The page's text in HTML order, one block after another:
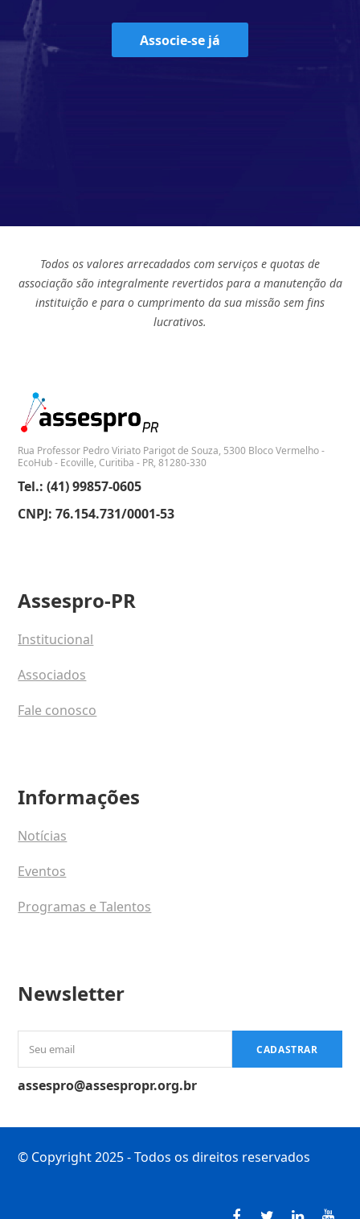
Associe-se já
Todos os valores arrecadados com serviços e quotas de
associação são integralmente revertidos para a manutenção da
instituição e para o cumprimento da sua missão sem fins
lucrativos.
Rua Professor Pedro Viriato Parigot de Souza, 5300 Bloco Vermelho -
EcoHub - Ecoville, Curitiba - PR, 81280-330
Tel.: (41) 99857-0605
CNPJ: 76.154.731/0001-53
Assespro-PR
Institucional
Associados
Fale conosco
Informações
Notícias
Eventos
Programas e Talentos
Newsletter
email
CADASTRAR
assespro@assespropr.org.br
© Copyright 2025 - Todos os direitos reservados